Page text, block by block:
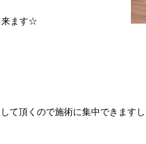
来ます☆
て頂くので施術に集中できます